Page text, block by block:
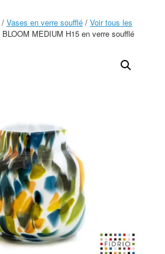
/ Vases en verre soufflé / Voir tous les
MEDIUM H15 en verre soufflé